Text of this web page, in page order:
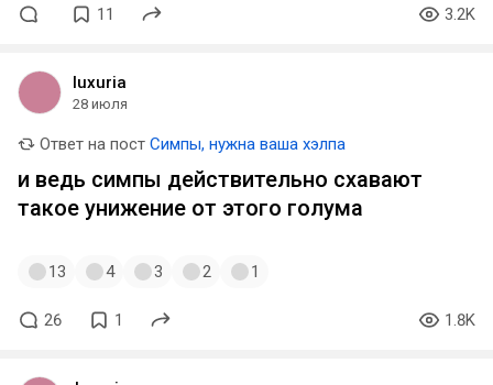
11 3.2K
luxuria
28 июля
Ответ на пост Симпы, нужна ваша хэлпа
и ведь симпы действительно схавают
такое унижение от этого голума
13 4 3 2 1
26 1 1.8K